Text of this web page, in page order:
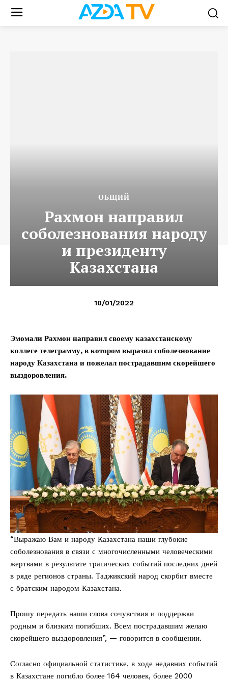
ОБЩИЙ
Рахмон направил
соболезнования народу
и президенту
Казахстана
10/01/2022
Эмомали Рахмон направил своему казахстанскому
коллеге телеграмму, в котором выразил соболезнование
народу Казахстана и пожелал пострадавшим скорейшего
выздоровления.
“Выражаю Вам и народу Казахстана наши глубокие
соболезнования в связи с многочисленными человеческими
жертвами в результате трагических событий последних дней
в ряде регионов страны. Таджикский народ скорбит вместе
с братским народом Казахстана.
Прошу передать наши слова сочувствия и поддержки
родным и близким погибших. Всем пострадавшим желаю
скорейшего выздоровления”, — говорится в сообщении.
Согласно официальной статистике, в ходе недавних событий
в Казахстане погибло более 164 человек, более 2000